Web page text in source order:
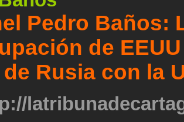
Pedro Baños:
de
Rusia con la